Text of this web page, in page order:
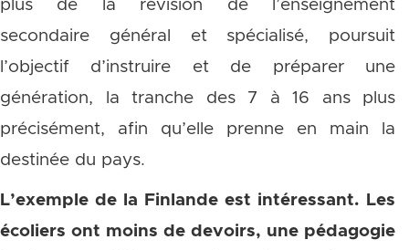
plus de la révision de l’enseignement
secondaire général et spécialisé, poursuit
l’objectif d’instruire et de préparer une
génération, la tranche des 7 à 16 ans plus
précisément, afin qu’elle prenne en main la
destinée du pays.
L’exemple de la Finlande est intéressant. Les
écoliers ont moins de devoirs, une pédagogie